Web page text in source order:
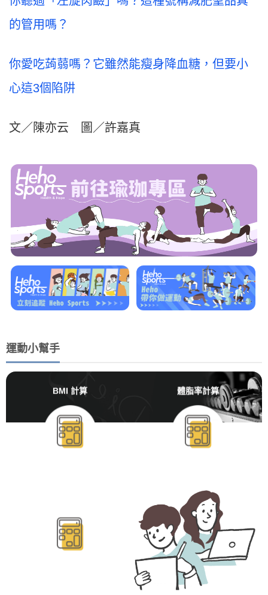
的管用嗎？
你愛吃蒟蒻嗎？它雖然能瘦身降血糖，但要小
心這3個陷阱
文／陳亦云 圖／許嘉真
運動小幫手
BMI 計算 體脂率計算